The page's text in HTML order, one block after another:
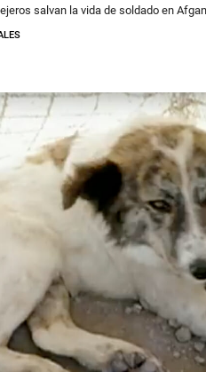
salvan la vida de soldado en